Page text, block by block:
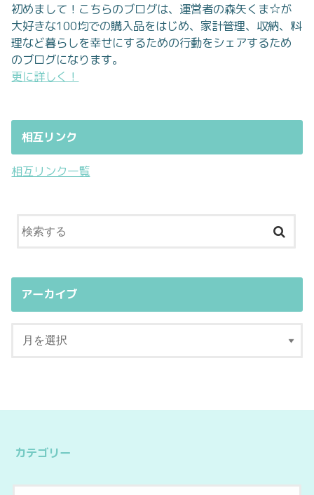
初めまして！こちらのブログは、運営者の森矢くま☆が
大好きな100均での購入品をはじめ、家計管理、収納、料
理など暮らしを幸せにするための行動をシェアするため
のブログになります。
更に詳しく！
相互リンク
相互リンク一覧
アーカイブ
カテゴリー